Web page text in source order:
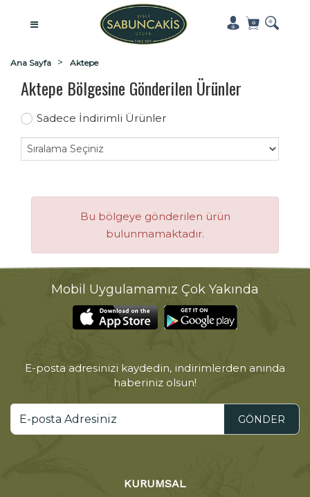
Ana Sayfa Aktepe
Aktepe Bölgesine Gönderilen Ürünler
Sadece İndirimli Ürünler
Bu bölgeye gönderilen ürün
bulunmamaktadır.
Mobil Uygulamamız Çok Yakında
E-posta adresinizi kaydedin, indirimlerden anında
haberiniz olsun!
GÖNDER
KURUMSAL